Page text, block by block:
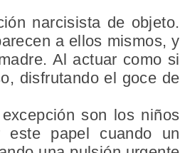
narcisista de objeto.
a ellos mismos, y
Al actuar como si
disfrutando el goce de
son los niños
este papel cuando un